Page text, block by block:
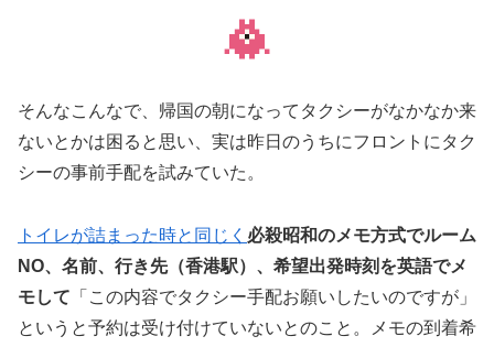
そんなこんなで、帰国の朝になってタクシーがなかなか来
ないとかは困ると思い、実は昨日のうちにフロントにタク
シーの事前手配を試みていた。
トイレが詰まった時と同じく 必殺昭和のメモ方式でルーム
NO、名前、行き先（香港駅）、希望出発時刻を英語でメ
モして 「この内容でタクシー手配お願いしたいのですが」
というと予約は受け付けていないとのこと。メモの到着希